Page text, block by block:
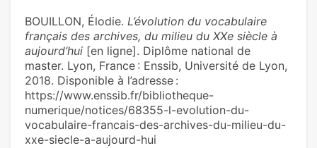
BOUILLON, Élodie. L’évolution du vocabulaire
français des archives, du milieu du XXe siècle à
aujourd’hui [en ligne]. Diplôme national de
master. Lyon, France : Enssib, Université de Lyon,
2018. Disponible à l’adresse :
https://www.enssib.fr/bibliotheque-
numerique/notices/68355-l-evolution-du-
vocabulaire-francais-des-archives-du-milieu-du-
xxe-siecle-a-aujourd-hui